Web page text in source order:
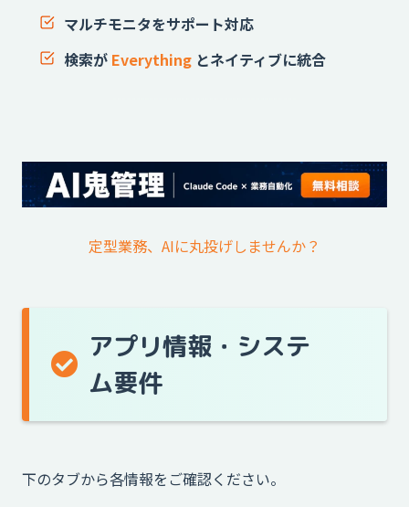
マルチモニタをサポート対応
検索が Everything とネイティブに統合
定型業務、AIに丸投げしませんか？
アプリ情報・システ
ム要件
下のタブから各情報をご確認ください。